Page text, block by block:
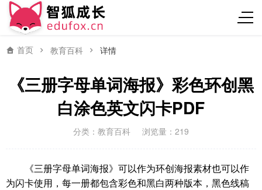
首页 教育百科 详情
《三册字母单词海报》彩色环创黑
白涂色英文闪卡PDF
分类： 教育百科 浏览量：219
《三册字母单词海报》可以作为环创海报素材也可以作
为闪卡使用，每一册都包含彩色和黑白两种版本，黑色线稿